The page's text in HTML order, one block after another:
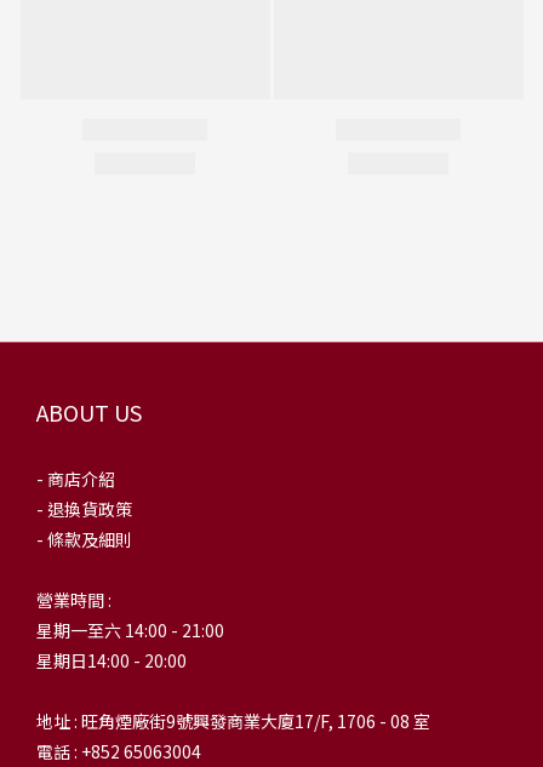
ABOUT US
- 商店介紹
- 退換貨政策
- 條款及細則
營業時間 :
星期一至六 14:00 - 21:00
星期日14:00 - 20:00
地址 : 旺角煙廠街9號興發商業大廈17/F, 1706 - 08 室
電話 : +852 65063004